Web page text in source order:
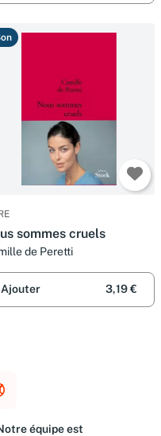
sommes cruels
de Peretti
Ajouter 3,19 €
équipe est